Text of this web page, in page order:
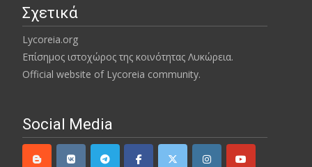
Σχετικά
Lycoreia.org
Επίσημος ιστοχώρος της κοινότητας Λυκώρεια.
Official website of Lycoreia community.
Social Media